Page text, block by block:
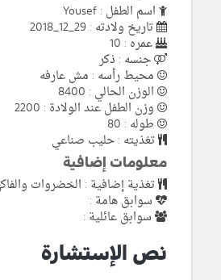
اسم الطفل : Yousef
تاريخ ولادته : 29_12_2018
عمره : 10
جنسه : ذكر
محيط رأسه : مش عارفه
الوزن الحالي : 8400
وزن الطفل عند الولادة : 2200
طوله : 80
تغذيته : حليب صناعي
معلومات إضافية
تغذية إضافية : الخضروات
سوابق هامة :
سوابق عائلية :
نص الإستشارة